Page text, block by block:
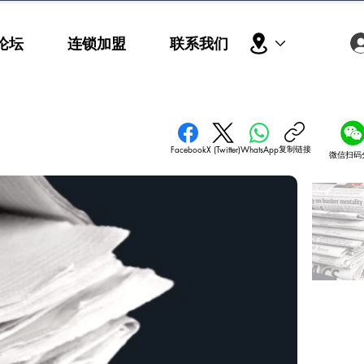
坛 连锁加盟 联系我们
微信扫码
FacebookX (Twitter)WhatsApp复制链接